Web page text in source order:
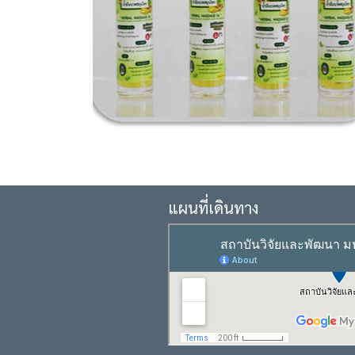
แผนที่เดินทาง